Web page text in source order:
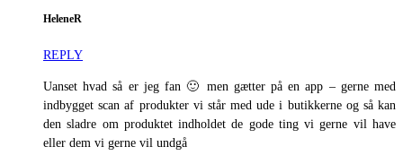
HeleneR
REPLY
Uanset hvad så er jeg fan 🙂 men gætter på en app – gerne med
indbygget scan af produkter vi står med ude i butikkerne og så kan
den sladre om produktet indholdet de gode ting vi gerne vil have
eller dem vi gerne vil undgå